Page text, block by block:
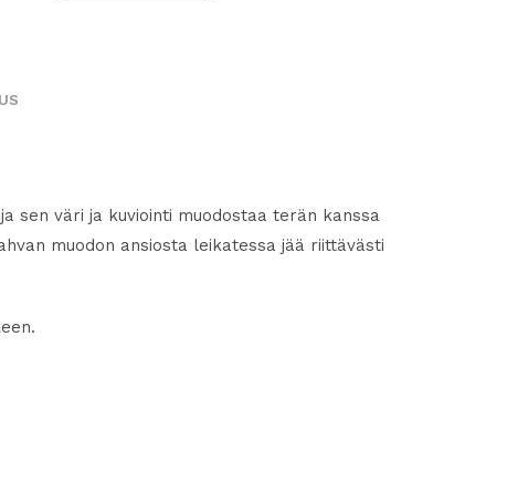
sen väri ja kuviointi muodostaa terän kanssa
muodon ansiosta leikatessa jää riittävästi